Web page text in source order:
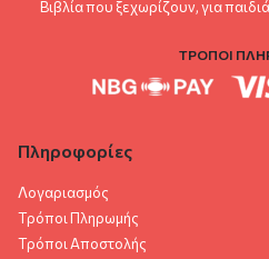
Βιβλία που ξεχωρίζουν, για
ΤΡΟΠΟΙ
Πληροφορίες
Λογαριασμός
Τρόποι Πληρωμής
Τρόποι Αποστολής